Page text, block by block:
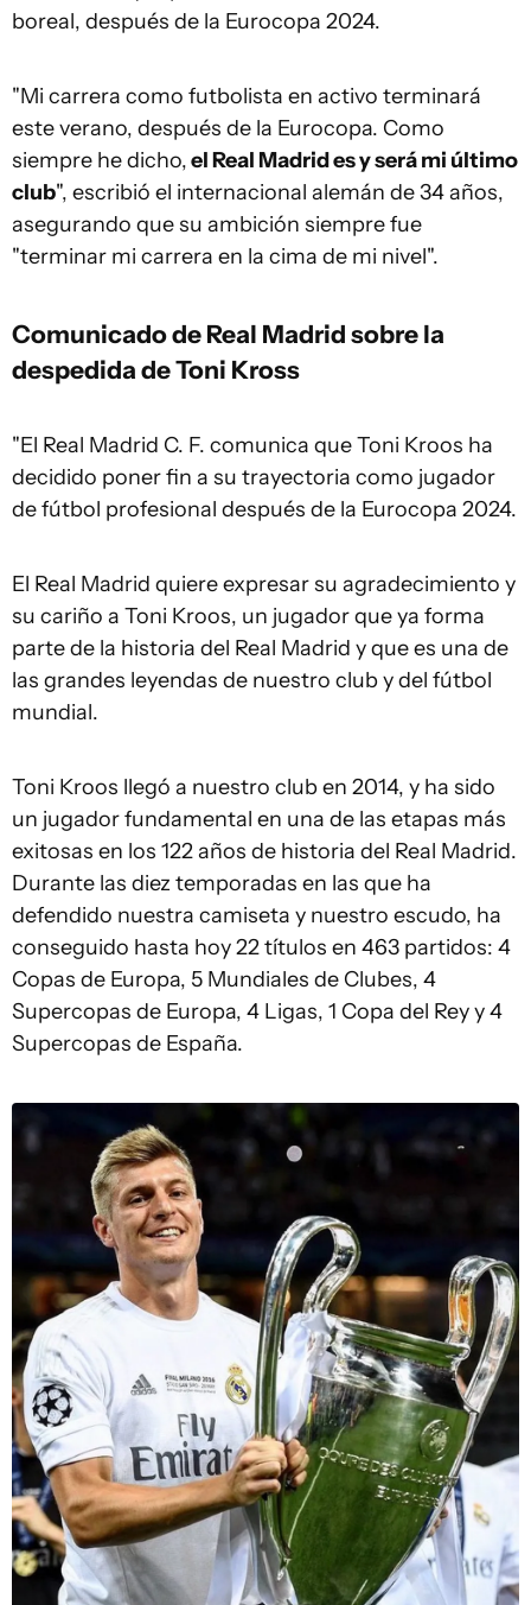
boreal, después de la Eurocopa 2024.
"Mi carrera como futbolista en activo terminará
este verano, después de la Eurocopa. Como
siempre he dicho,el Real Madrid es y será mi último
club", escribió el internacional alemán de 34 años,
asegurando que su ambición siempre fue
"terminar mi carrera en la cima de mi nivel".
Comunicado deReal Madridsobre la
despedida deToni Kross
"El Real Madrid C. F. comunica que Toni Kroos ha
decidido poner fin a su trayectoria como jugador
de fútbol profesional después de la Eurocopa 2024.
El Real Madrid quiere expresar su agradecimiento y
su cariño a Toni Kroos, un jugador que ya forma
parte de la historia del Real Madrid y que es una de
las grandes leyendas de nuestro club y del fútbol
mundial.
Toni Kroos llegó a nuestro club en 2014, y ha sido
un jugador fundamental en una de las etapas más
exitosas en los 122 años de historia del Real Madrid.
Durante las diez temporadas en las que ha
defendido nuestra camiseta y nuestro escudo, ha
conseguido hasta hoy 22 títulos en 463 partidos: 4
Copas de Europa, 5 Mundiales de Clubes, 4
Supercopas de Europa, 4 Ligas, 1 Copa del Rey y 4
Supercopas de España.